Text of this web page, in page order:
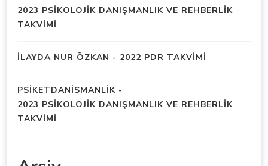
2023 PSİKOLOJİK DANIŞMANLIK VE REHBERLİK
TAKVİMİ
İLAYDA NUR ÖZKAN - 2022 PDR TAKVİMİ
PSIKETDANISMANLIK -
2023 PSİKOLOJİK DANIŞMANLIK VE REHBERLİK
TAKVİMİ